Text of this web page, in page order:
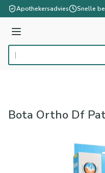
Ga naar de inhoud
Apothekersadvies Snelle
Menu
Product, merk, categorie...
Bota Ortho Df